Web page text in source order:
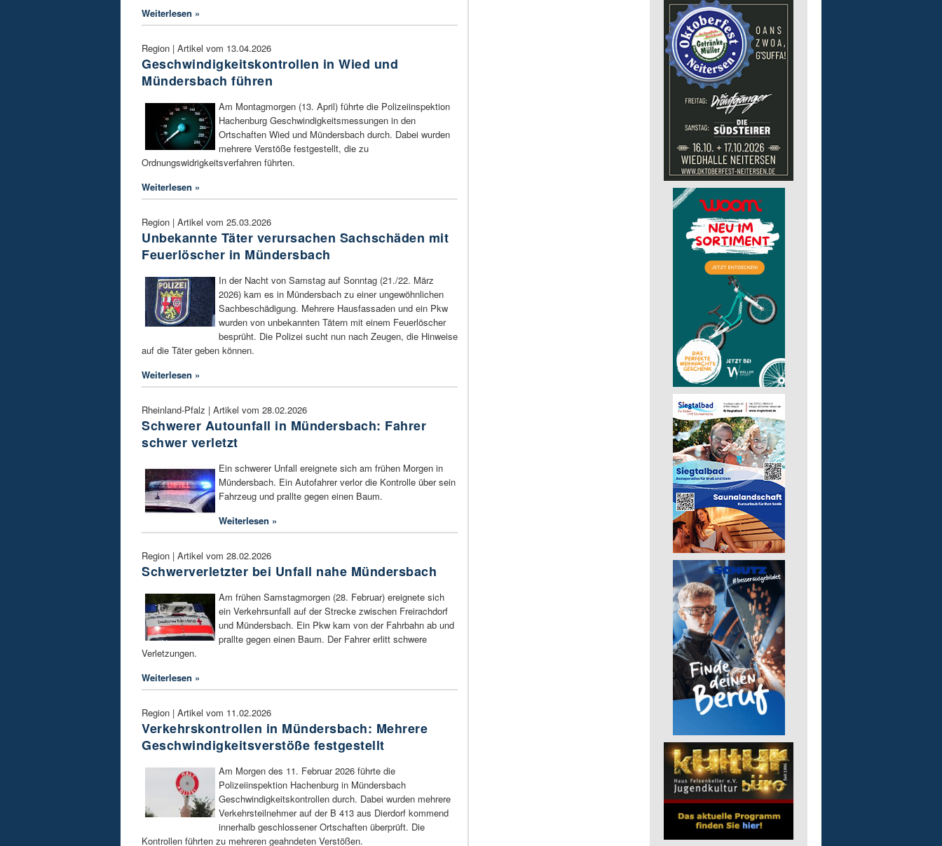
Weiterlesen »
Region | Artikel vom 13.04.2026
Geschwindigkeitskontrollen in Wied und
Mündersbach führen
Am Montagmorgen (13. April) führte die Polizeiinspektion
Hachenburg Geschwindigkeitsmessungen in den
Ortschaften Wied und Mündersbach durch. Dabei wurden
mehrere Verstöße festgestellt, die zu
Ordnungswidrigkeitsverfahren führten.
Weiterlesen »
Region | Artikel vom 25.03.2026
Unbekannte Täter verursachen Sachschäden mit
Feuerlöscher in Mündersbach
In der Nacht von Samstag auf Sonntag (21./22. März
2026) kam es in Mündersbach zu einer ungewöhnlichen
Sachbeschädigung. Mehrere Hausfassaden und ein Pkw
wurden von unbekannten Tätern mit einem Feuerlöscher
besprüht. Die Polizei sucht nun nach Zeugen, die Hinweise
auf die Täter geben können.
Weiterlesen »
Rheinland-Pfalz | Artikel vom 28.02.2026
Schwerer Autounfall in Mündersbach: Fahrer
schwer verletzt
Ein schwerer Unfall ereignete sich am frühen Morgen in
Mündersbach. Ein Autofahrer verlor die Kontrolle über sein
Fahrzeug und prallte gegen einen Baum.
Weiterlesen »
Region | Artikel vom 28.02.2026
Schwerverletzter bei Unfall nahe Mündersbach
Am frühen Samstagmorgen (28. Februar) ereignete sich
ein Verkehrsunfall auf der Strecke zwischen Freirachdorf
und Mündersbach. Ein Pkw kam von der Fahrbahn ab und
prallte gegen einen Baum. Der Fahrer erlitt schwere
Verletzungen.
Weiterlesen »
Region | Artikel vom 11.02.2026
Verkehrskontrollen in Mündersbach: Mehrere
Geschwindigkeitsverstöße festgestellt
Am Morgen des 11. Februar 2026 führte die
Polizeiinspektion Hachenburg in Mündersbach
Geschwindigkeitskontrollen durch. Dabei wurden mehrere
Verkehrsteilnehmer auf der B 413 aus Dierdorf kommend
innerhalb geschlossener Ortschaften überprüft. Die
Kontrollen führten zu mehreren geahndeten Verstößen.